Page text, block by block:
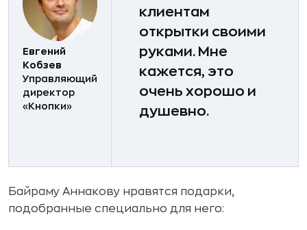
Евгений
Кобзев
Управляющий
директор
«Кнопки»
клиентам
открытки своими
руками. Мне
кажется, это
очень хорошо и
душевно.
Байраму Аннакову нравятся подарки,
подобранные специально для него: